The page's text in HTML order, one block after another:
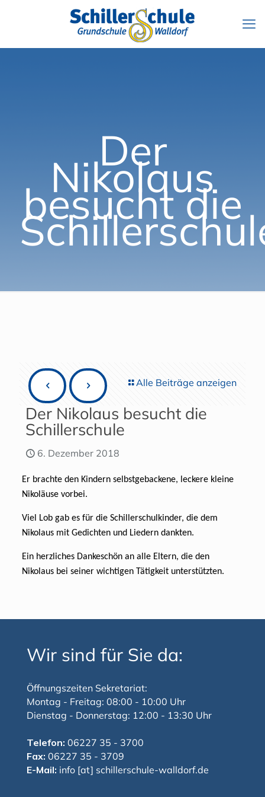
Der
Nikolaus
besucht die
Alle Beiträge anzeigen
Der Nikolaus besucht die
Schillerschule
6. Dezember 2018
Er brachte den Kindern selbstgebackene, leckere kleine
Nikoläuse vorbei.
Viel Lob gab es für die Schillerschulkinder, die dem
Nikolaus mit Gedichten und Liedern dankten.
Ein herzliches Dankeschön an alle Eltern, die den
Nikolaus bei seiner wichtigen Tätigkeit unterstützten.
Wir sind für Sie da:
Öffnungszeiten Sekretariat:
Montag - Freitag: 08:00 - 10:00 Uhr
Dienstag - Donnerstag: 12:00 - 13:30 Uhr
Telefon: 06227 35 - 3700
Fax: 06227 35 - 3709
E-Mail: info [at] schillerschule-walldorf.de